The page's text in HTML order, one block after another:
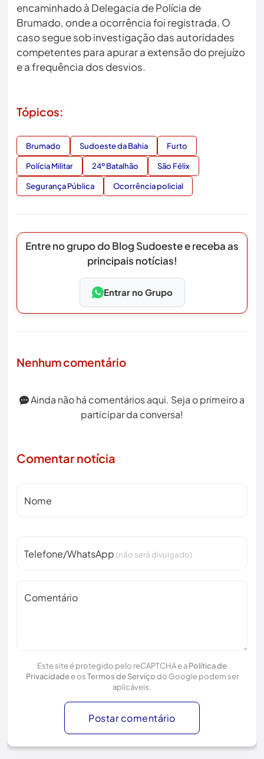
encaminhado à Delegacia de Polícia de
Brumado, onde a ocorrência foi registrada. O
caso segue sob investigação das autoridades
competentes para apurar a extensão do prejuízo
e a frequência dos desvios.
Tópicos:
Brumado Sudoeste da Bahia Furto
Polícia Militar 24º Batalhão São Félix
Segurança Pública Ocorrência policial
Entre no grupo do Blog Sudoeste e receba as
principais notícias!
Entrar no Grupo
Nenhum comentário
Ainda não há comentários aqui. Seja o primeiro a
participar da conversa!
Comentar notícia
Nome
Telefone/WhatsApp (não será divulgado)
Comentário
Este site é protegido pelo reCAPTCHA e aPolítica de
Privacidadee osTermos de Serviçodo Google podem ser
aplicáveis.
Postar comentário